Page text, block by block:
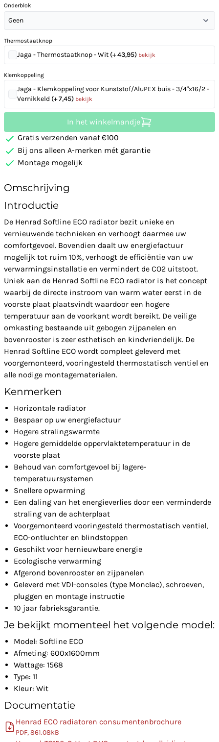
Onderblok
Geen
Thermostaatknop
Jaga - Thermostaatknop - Wit (+ 43,95) bekijk
Klemkoppeling
Jaga - Klemkoppeling voor Kunststof/AluPEX buis - 3/4"x16/2 -
Vernikkeld (+ 7,45) bekijk
In het winkelmandje
Gratis verzenden vanaf €100
Bij ons alleen A-merken mét garantie
Montage mogelijk
Omschrijving
Introductie
De Henrad Softline ECO radiator bezit unieke en
vernieuwende technieken en verhoogt daarmee uw
comfortgevoel. Bovendien daalt uw energiefactuur
mogelijk tot ruim 10%, verhoogt de efficiëntie van uw
verwarmingsinstallatie en vermindert de CO2 uitstoot.
Uniek aan de Henrad Softline ECO radiator is het concept
waarbij de directe instroom van warm water eerst in de
voorste plaat plaatsvindt waardoor een hogere
temperatuur aan de voorkant wordt bereikt. De veilige
omkasting bestaande uit gebogen zijpanelen en
bovenrooster is zeer esthetisch en kindvriendelijk. De
Henrad Softline ECO wordt compleet geleverd met
voorgemonteerd, vooringesteld thermostatisch ventiel en
alle nodige montagematerialen.
Kenmerken
Horizontale radiator
Bespaar op uw energiefactuur
Hogere stralingswarmte
Hogere gemiddelde oppervlaktetemperatuur in de
voorste plaat
Behoud van comfortgevoel bij lagere-
temperatuursystemen
Snellere opwarming
Een daling van het energieverlies door een verminderde
straling van de achterplaat
Voorgemonteerd vooringesteld thermostatisch ventiel,
ECO-ontluchter en blindstoppen
Geschikt voor hernieuwbare energie
Ecologische verwarming
Afgerond bovenrooster en zijpanelen
Geleverd met VDI-consoles (type Monclac), schroeven,
pluggen en montage instructie
10 jaar fabrieksgarantie.
Je bekijkt momenteel het volgende model:
Model: Softline ECO
Afmeting: 600x1600mm
Wattage: 1568
Type: 11
Kleur: Wit
Documentatie
Henrad ECO radiatoren consumentenbrochure
PDF, 861.08kB